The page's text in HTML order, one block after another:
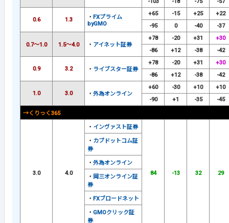
-103
-18 -75 -57
0.6 1.3 ・ FXプライム
byGMO
+65 -15 +25
+22
-95
0 -40 -37
0.7～1.0 1.5～4.0 ・ アイネット証券
+78 -20 +31
+30
-86
+12 -38 -42
0.9 3.2 ・ ライブスター証券
+78 -20 +31
+30
-86
+12 -38 -42
1.0 3.0 ・ 外為オンライン
+60 -30 +10
+10
-90
+1 -35 -45
→くりっく365
3.0 4.0
・ インヴァスト証券
84 -13 32 29
・ カブドットコム証
券
・ 外為オンライン
・ 岡三オンライン証
券
・ FXブロードネット
・ GMOクリック証
券